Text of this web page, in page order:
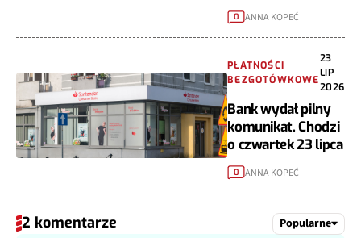
0 ANNA KOPEĆ
PŁATNOŚCI
BEZGOTÓWKOWE
23
LIP
2026
Bank wydał pilny
komunikat. Chodzi
o czwartek 23 lipca
0 ANNA KOPEĆ
2 komentarze Popularne